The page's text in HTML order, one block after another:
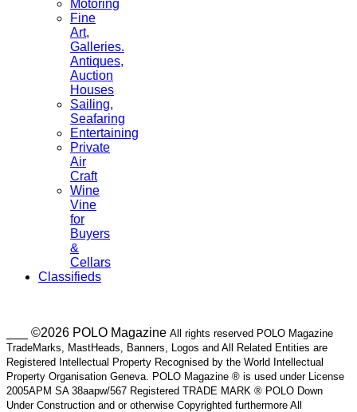
Motoring
Fine
Art,
Galleries.
Antiques,
Auction
Houses
Sailing,
Seafaring
Entertaining
Private
Air
Craft
Wine
Vine
for
Buyers
&
Cellars
Classifieds
___ ©2026 POLO Magazine All rights reserved POLO Magazine
TradeMarks, MastHeads, Banners, Logos and All Related Entities are
Registered Intellectual Property Recognised by the World Intellectual
Property Organisation Geneva. POLO Magazine ® is used under License
2005APM SA 38aapw/567 Registered TRADE MARK ® POLO Down
Under Construction and or otherwise Copyrighted furthermore All